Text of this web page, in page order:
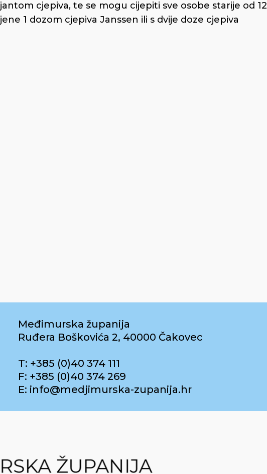
cjepiva, te se mogu cijepiti sve osobe starije od 12
1 dozom cjepiva Janssen ili s dvije doze cjepiva
Međimurska županija
Ruđera Boškovića 2, 40000 Čakovec
T: +385 (0)40 374 111
F: +385 (0)40 374 269
E: info@medjimurska-zupanija.hr